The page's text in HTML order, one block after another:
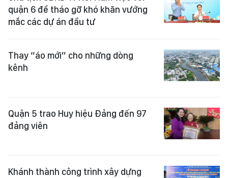
quận 6 để tháo gỡ khó khăn vướng
mắc các dự án đầu tư
Thay “áo mới” cho những dòng
kênh
Quận 5 trao Huy hiệu Đảng đến 97
đảng viên
Khánh thành công trình xây dựng